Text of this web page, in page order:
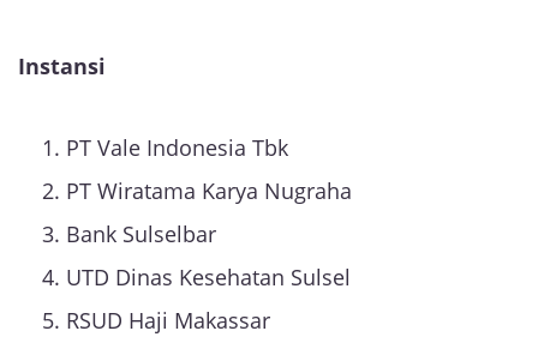
Instansi
PT Vale Indonesia Tbk
PT Wiratama Karya Nugraha
Bank Sulselbar
UTD Dinas Kesehatan Sulsel
RSUD Haji Makassar